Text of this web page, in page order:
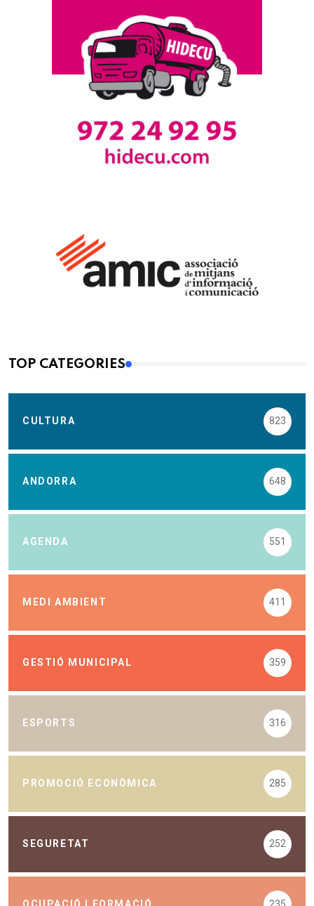
TOP CATEGORIES
CULTURA 823
ANDORRA 648
AGENDA 551
MEDI AMBIENT 411
GESTIÓ MUNICIPAL 359
ESPORTS 316
PROMOCIÓ ECONÒMICA 285
SEGURETAT 252